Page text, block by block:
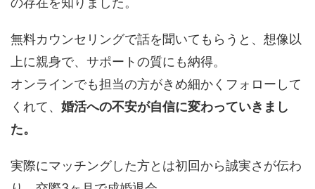
無料カウンセリングで話を聞いてもらうと、想像以
上に親身で、サポートの質にも納得。
オンラインでも担当の方がきめ細かくフォローして
くれて、 婚活への不安が自信に変わっていきまし
た。
実際にマッチングした方とは初回から誠実さが伝わ